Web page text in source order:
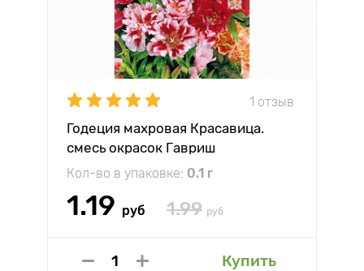
1 отзыв
Годеция махровая Красавица.
смесь окрасок Гавриш
Кол-во в упаковке: 0.1 г
1.19 руб 1.99 руб
Купить